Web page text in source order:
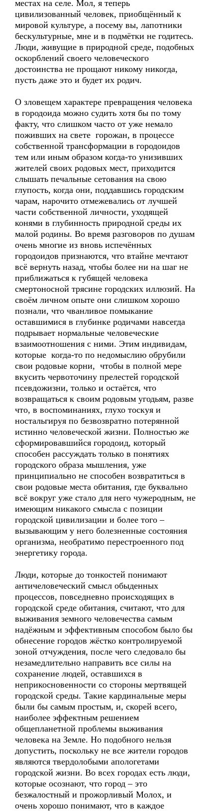
местах на селе. Мол, я теперь
цивилизованный человек, приобщённый к
мировой культуре, а посему вы, лапотники
бескультурные, мне и в подмётки не годитесь.
Люди, живущие в природной среде, подобных
оскорблений своего человеческого
достоинства не прощают никому никогда,
пусть даже это и будет их родич.
О зловещем характере превращения человека
в городоида можно судить хотя бы по тому
факту, что слишком часто от уже немало
поживших на свете горожан, в процессе
собственной трансформации в городоидов
тем или иным образом когда-то унизивших
жителей своих родовых мест, приходится
слышать печальные сетования на свою
глупость, когда они, поддавшись городским
чарам, нарочито отмежевались от лучшей
части собственной личности, уходящей
конями в глубинность природной среды их
малой родины. Во время разговоров по душам
очень многие из вновь испечённых
городоидов признаются, что втайне мечтают
всё вернуть назад, чтобы более ни на шаг не
приближаться к губящей человека
смертоносной трясине городских иллюзий. На
своём личном опыте они слишком хорошо
познали, что чванливое помыкание
оставшимися в глубинке родичами навсегда
подрывает нормальные человеческие
взаимоотношения с ними. Этим индивидам,
которые когда-то по недомыслию обрубили
свои родовые корни, чтобы в полной мере
вкусить червоточину прелестей городской
псевдожизни, только и остаётся, что
возвращаться к своим родовым угодьям, разве
что, в воспоминаниях, глухо тоскуя и
ностальгируя по безвозвратно потерянной
истинно человеческой жизни. Полностью же
сформировавшийся городоид, который
способен рассуждать только в понятиях
городского образа мышления, уже
принципиально не способен возвратиться в
свои родовые места обитания, где буквально
всё вокруг уже стало для него чужеродным, не
имеющим никакого смысла с позиции
городской цивилизации и более того –
вызывающим у него болезненные состояния
организма, необратимо перестроенного под
энергетику города.
Люди, которые до тонкостей понимают
античеловеческий смысл обыденных
процессов, повседневно происходящих в
городской среде обитания, считают, что для
выживания земного человечества самым
надёжным и эффективным способом было бы
обнесение городов жёстко контролируемой
зоной отчуждения, после чего следовало бы
незамедлительно направить все силы на
сохранение людей, оставшихся в
неприкосновенности со стороны мертвящей
городской среды. Такие кардинальные меры
были бы самым простым, и, скорей всего,
наиболее эффектным решением
общепланетной проблемы выживания
человека на Земле. Но подобного нельзя
допустить, поскольку не все жители городов
являются твердолобыми апологетами
городской жизни. Во всех городах есть люди,
которые осознают, что город – это
безжалостный и прожорливый Молох, и
очень хорошо понимают, что в каждое